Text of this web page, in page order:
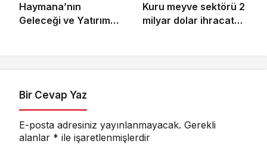
Haymana’nın
Geleceği ve Yatırım
Kuru meyve sektörü 2
milyar dolar ihracat
Bir Cevap Yaz
E-posta adresiniz yayınlanmayacak. Gerekli
alanlar * ile işaretlenmişlerdir